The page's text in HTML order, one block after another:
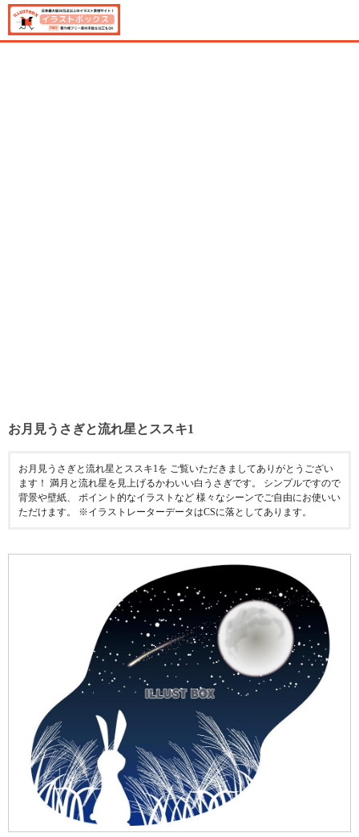
お月見うさぎと流れ星とススキ1
お月見うさぎと流れ星とススキ1を ご覧いただきましてありがとうござい
ます！ 満月と流れ星を見上げるかわいい白うさぎです。 シンプルですので
背景や壁紙、 ポイント的なイラストなど 様々なシーンでご自由にお使いい
ただけます。 ※イラストレーターデータはCSに落としてあります。